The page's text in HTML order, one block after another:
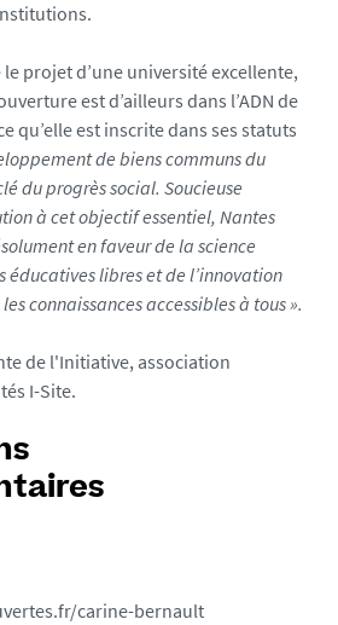
projet d’une université excellente,
est d’ailleurs dans l’ADN de
qu’elle est inscrite dans ses statuts
de biens communs du
du progrès social. Soucieuse
à cet objectif essentiel, Nantes
en faveur de la science
éducatives libres et de l’innovation
connaissances accessibles à tous ».
de l'Initiative, association
I-Site.
carine-bernault